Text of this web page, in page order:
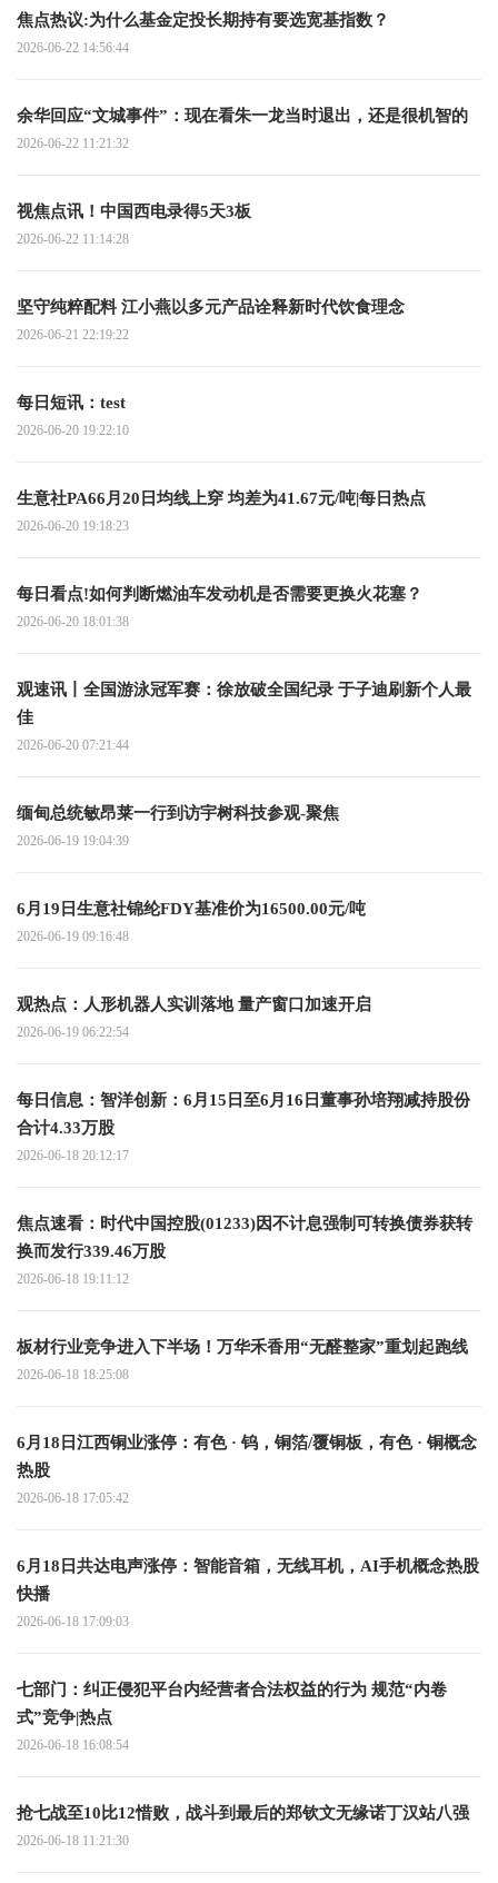
焦点热议:为什么基金定投长期持有要选宽基指数？
2026-06-22 14:56:44
余华回应“文城事件”：现在看朱一龙当时退出，还是很机智的
2026-06-22 11:21:32
视焦点讯！中国西电录得5天3板
2026-06-22 11:14:28
坚守纯粹配料 江小燕以多元产品诠释新时代饮食理念
2026-06-21 22:19:22
每日短讯：test
2026-06-20 19:22:10
生意社PA66月20日均线上穿 均差为41.67元/吨|每日热点
2026-06-20 19:18:23
每日看点!如何判断燃油车发动机是否需要更换火花塞？
2026-06-20 18:01:38
观速讯丨全国游泳冠军赛：徐放破全国纪录 于子迪刷新个人最
佳
2026-06-20 07:21:44
缅甸总统敏昂莱一行到访宇树科技参观-聚焦
2026-06-19 19:04:39
6月19日生意社锦纶FDY基准价为16500.00元/吨
2026-06-19 09:16:48
观热点：人形机器人实训落地 量产窗口加速开启
2026-06-19 06:22:54
每日信息：智洋创新：6月15日至6月16日董事孙培翔减持股份
合计4.33万股
2026-06-18 20:12:17
焦点速看：时代中国控股(01233)因不计息强制可转换债券获转
换而发行339.46万股
2026-06-18 19:11:12
板材行业竞争进入下半场！万华禾香用“无醛整家”重划起跑线
2026-06-18 18:25:08
6月18日江西铜业涨停：有色 · 钨，铜箔/覆铜板，有色 · 铜概念
热股
2026-06-18 17:05:42
6月18日共达电声涨停：智能音箱，无线耳机，AI手机概念热股
快播
2026-06-18 17:09:03
七部门：纠正侵犯平台内经营者合法权益的行为 规范“内卷
式”竞争|热点
2026-06-18 16:08:54
抢七战至10比12惜败，战斗到最后的郑钦文无缘诺丁汉站八强
2026-06-18 11:21:30